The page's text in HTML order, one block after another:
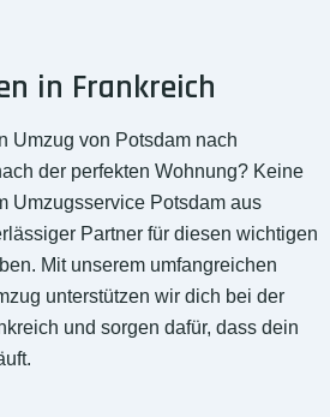
in Frankreich
Umzug von Potsdam nach
der perfekten Wohnung? Keine
Umzugsservice Potsdam aus
Partner für diesen wichtigen
Mit unserem umfangreichen
unterstützen wir dich bei der
und sorgen dafür, dass dein